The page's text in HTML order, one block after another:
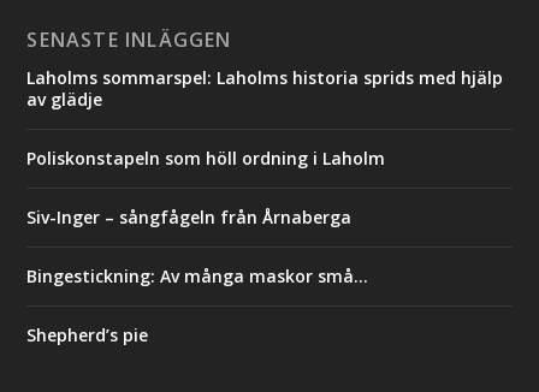
SENASTE INLÄGGEN
Laholms sommarspel: Laholms historia sprids med hjälp
av glädje
Poliskonstapeln som höll ordning i Laholm
Siv-Inger – sångfågeln från Årnaberga
Bingestickning: Av många maskor små…
Shepherd’s pie